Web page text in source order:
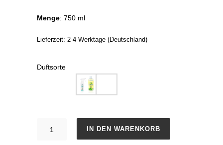
Menge: 750 ml
Lieferzeit: 2-4 Werktage (Deutschland)
Duftsorte
IN DEN WARENKORB